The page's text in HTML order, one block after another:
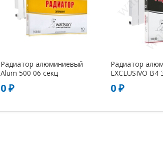
Радиатор алюминиевый
Alum 500 06 секц
0 ₽
Радиатор
EXCLUSIVO B4
0 ₽